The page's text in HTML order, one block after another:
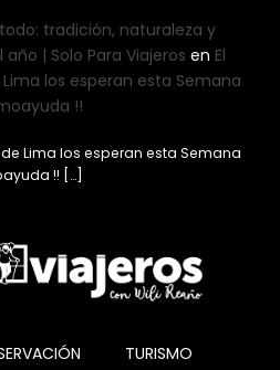
tradición, naturaleza y
| Solo Para Viajeros en El
los esperan esta Semana
!!
de Lima los esperan esta Semana
!! […]
TURISMO